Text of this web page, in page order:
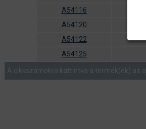
A54116
A54120
A54122
A54125
A cikkszámokra kattintva a termék(ek) az